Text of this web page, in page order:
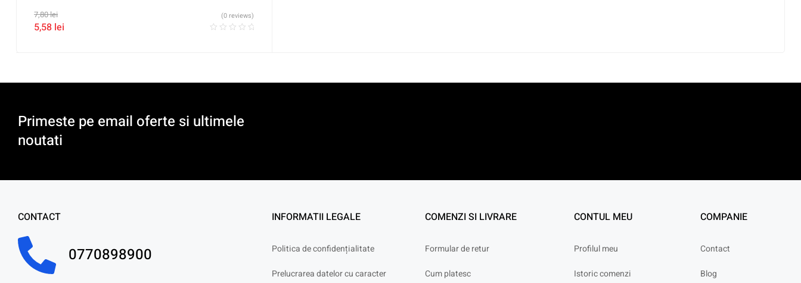
7,80lei
5,58 lei
(0 reviews)
Primeste pe email oferte si ultimele
noutati
CONTACT
0770898900
INFORMATII LEGALE
Politica de confidențialitate
Prelucrarea datelor cu caracter
COMENZI SI LIVRARE
Formular de retur
Cum platesc
CONTUL MEU
Profilul meu
Istoric comenzi
COMPANIE
Contact
Blog